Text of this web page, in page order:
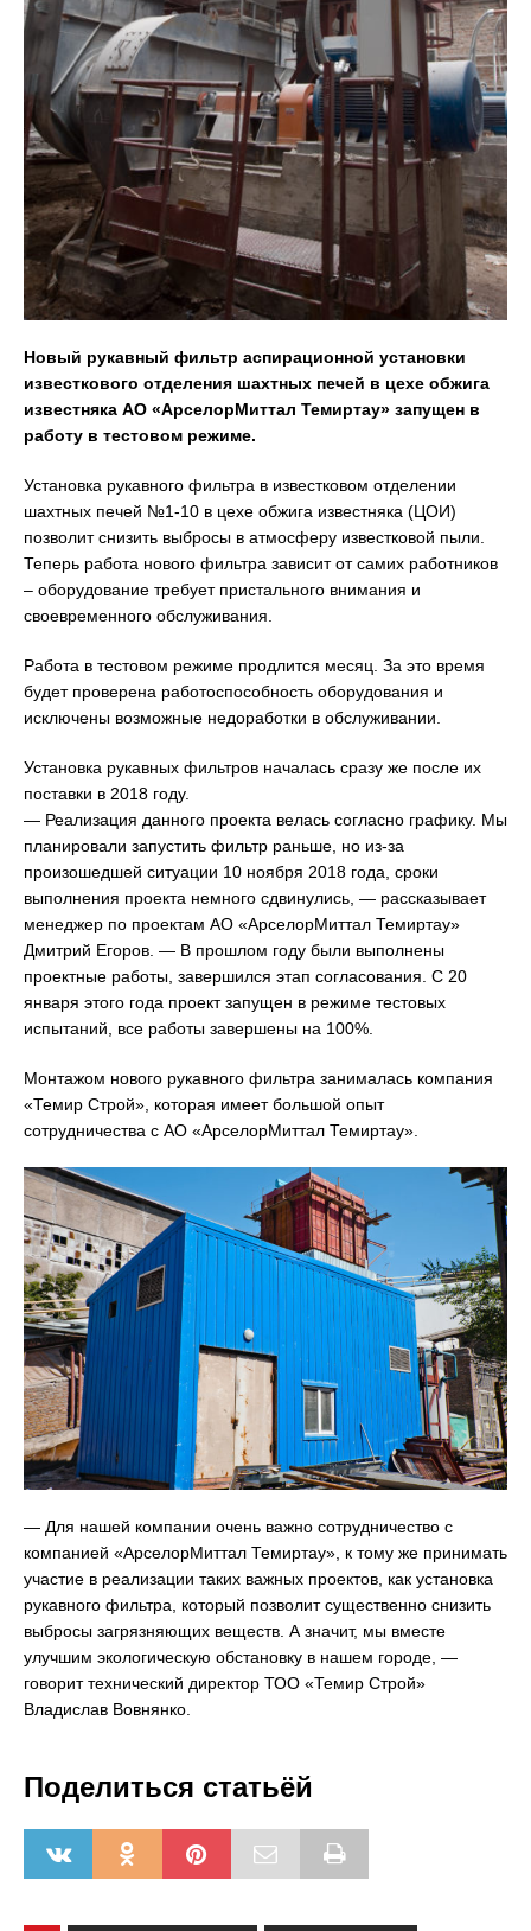
Новый рукавный фильтр аспирационной установки
известкового отделения шахтных печей в цехе обжига
известняка АО «АрселорМиттал Темиртау» запущен в
работу в тестовом режиме.
Установка рукавного фильтра в известковом отделении
шахтных печей №1-10 в цехе обжига известняка (ЦОИ)
позволит снизить выбросы в атмосферу известковой пыли.
Теперь работа нового фильтра зависит от самих работников
– оборудование требует пристального внимания и
своевременного обслуживания.
Работа в тестовом режиме продлится месяц. За это время
будет проверена работоспособность оборудования и
исключены возможные недоработки в обслуживании.
Установка рукавных фильтров началась сразу же после их
поставки в 2018 году.
— Реализация данного проекта велась согласно графику. Мы
планировали запустить фильтр раньше, но из-за
произошедшей ситуации 10 ноября 2018 года, сроки
выполнения проекта немного сдвинулись, — рассказывает
менеджер по проектам АО «АрселорМиттал Темиртау»
Дмитрий Егоров. — В прошлом году были выполнены
проектные работы, завершился этап согласования. С 20
января этого года проект запущен в режиме тестовых
испытаний, все работы завершены на 100%.
Монтажом нового рукавного фильтра занималась компания
«Темир Строй», которая имеет большой опыт
сотрудничества с АО «АрселорМиттал Темиртау».
— Для нашей компании очень важно сотрудничество с
компанией «АрселорМиттал Темиртау», к тому же принимать
участие в реализации таких важных проектов, как установка
рукавного фильтра, который позволит существенно снизить
выбросы загрязняющих веществ. А значит, мы вместе
улучшим экологическую обстановку в нашем городе, —
говорит технический директор ТОО «Темир Строй»
Владислав Вовнянко.
Поделиться статьёй